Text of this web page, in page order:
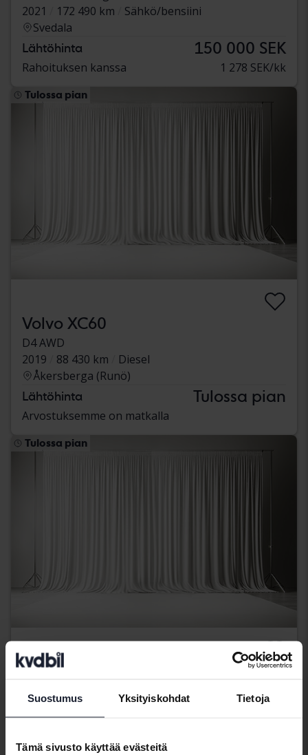
Suostumus Yksityiskohdat Tietoja
Tämä sivusto käyttää evästeitä
2021
172 490 km
Sähkö/bensiini
Svedala
Lähtöhinta 150 000 SEK
Rahoituksen kanssa 1 278 SEK/kk
Tulossa pian
Volvo XC60
D4 AWD
2019
88 430 km
Diesel
Åkersberga (Runö)
Lähtöhinta Tulossa pian
Arvostuksemme on matkalla
Tulossa pian
Volvo XC60
T6 AWD Recharge
2024
107 410 km
Sähkö/bensiini
Lähtöhinta